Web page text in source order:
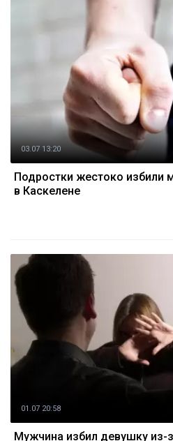
03.07 13:20
Подростки жестоко избили
в Каскелене
01.07 20:58
Мужчина избил девушку из-